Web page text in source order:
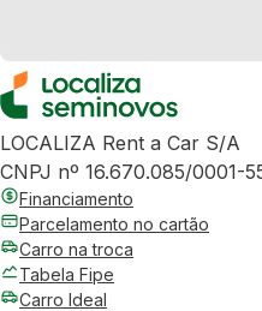
LOCALIZA Rent a Car S/A
CNPJ nº 16.670.085/0001-
Financiamento
Parcelamento no cartão
Carro na troca
Tabela Fipe
Carro Ideal